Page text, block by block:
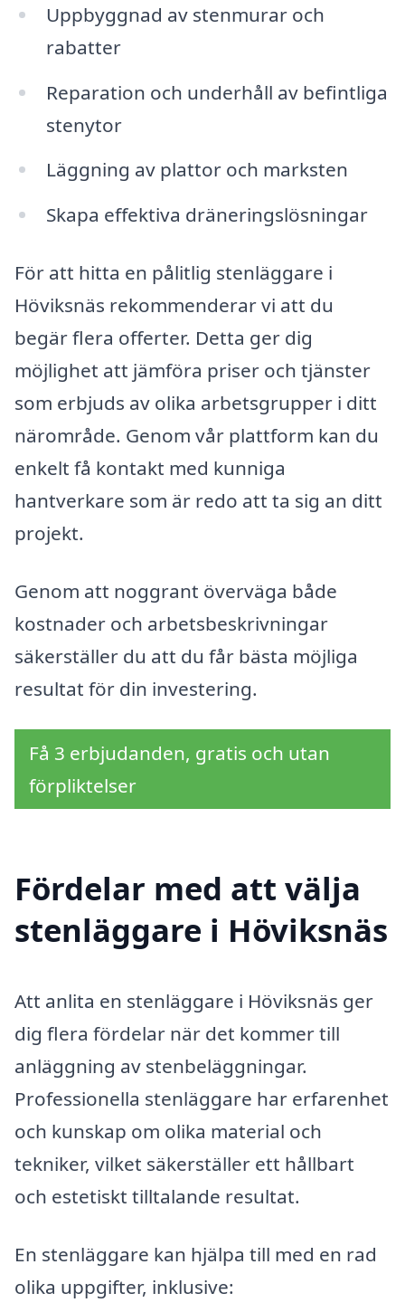
Uppbyggnad av stenmurar och
rabatter
Reparation och underhåll av befintliga
stenytor
Läggning av plattor och marksten
Skapa effektiva dräneringslösningar
För att hitta en pålitlig stenläggare i
Höviksnäs rekommenderar vi att du
begär flera offerter. Detta ger dig
möjlighet att jämföra priser och tjänster
som erbjuds av olika arbetsgrupper i ditt
närområde. Genom vår plattform kan du
enkelt få kontakt med kunniga
hantverkare som är redo att ta sig an ditt
projekt.
Genom att noggrant överväga både
kostnader och arbetsbeskrivningar
säkerställer du att du får bästa möjliga
resultat för din investering.
Få 3 erbjudanden, gratis och utan
förpliktelser
Fördelar med att välja
stenläggare i Höviksnäs
Att anlita en stenläggare i Höviksnäs ger
dig flera fördelar när det kommer till
anläggning av stenbeläggningar.
Professionella stenläggare har erfarenhet
och kunskap om olika material och
tekniker, vilket säkerställer ett hållbart
och estetiskt tilltalande resultat.
En stenläggare kan hjälpa till med en rad
olika uppgifter, inklusive: